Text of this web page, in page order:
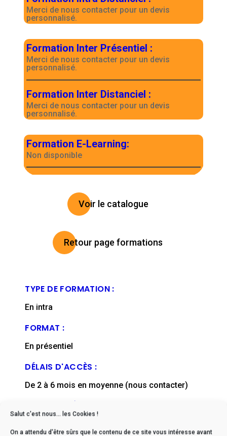
Salut c'est nous... les Cookies !
On a attendu d'être sûrs que le contenu de ce site vous intéresse avant
Merci de nous contacter pour un devis
personnalisé.
Formation Inter Présentiel :
Merci de nous contacter pour un devis
personnalisé.
Formation Inter Distanciel :
Merci de nous contacter pour un devis
personnalisé.
Formation E-Learning:
Non disponible
Voir le catalogue
Retour page formations
TYPE DE FORMATION :
En intra
FORMAT :
En présentiel
DÉLAIS D'ACCÈS :
De 2 à 6 mois en moyenne (nous contacter)